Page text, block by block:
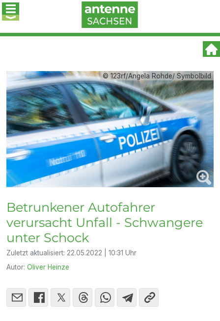
© 123rf/Angela Rohde/ Symbolbild
Betrunkener Autofahrer
verursacht Unfall - Schwangere
unter Schock
Zuletzt aktualisiert: 22.05.2022 | 10:31 Uhr
Autor:Oliver Heinze